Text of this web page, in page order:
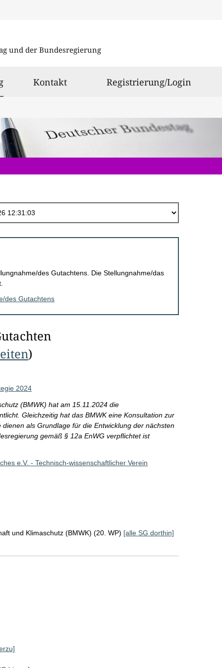
und der Bundesregierung
ausgewählt
Kontakt Registrierung/Login
des Gutachtens. Die Stellungnahme/das
des Gutachtens
)
2024
(BMWK) hat am 15.11.2024 die
Gleichzeitig hat das BMWK eine Konsultation zur
als Grundlage für die Entwicklung der nächsten
gemäß § 12a EnWG verpflichtet ist
e.V. - Technisch-wissenschaftlicher Verein
und Klimaschutz (BMWK) (20. WP) [alle SG dorthin]